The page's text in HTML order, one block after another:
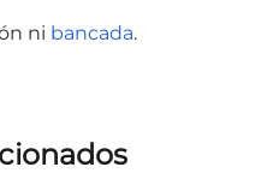
ni bancada.